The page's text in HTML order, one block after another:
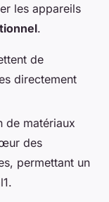
les appareils
.
de
directement
de matériaux
des
permettant un